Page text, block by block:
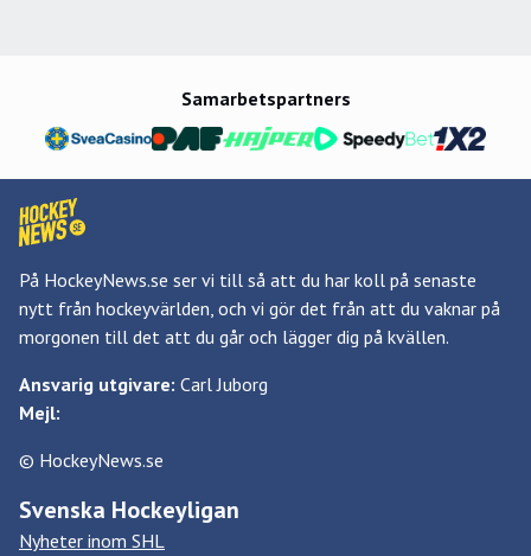
Samarbetspartners
På HockeyNews.se ser vi till så att du har koll på senaste
nytt från hockeyvärlden, och vi gör det från att du vaknar på
morgonen till det att du går och lägger dig på kvällen.
Ansvarig utgivare: Carl Juborg
Mejl:
© HockeyNews.se
Svenska Hockeyligan
Nyheter inom SHL